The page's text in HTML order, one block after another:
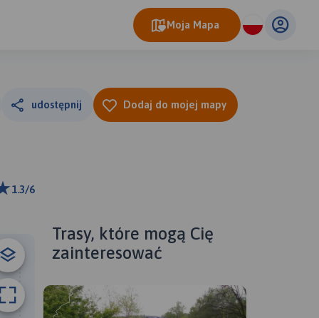
Moja Mapa
udostępnij Dodaj do mojej mapy
1.3/6
Trasy, które mogą Cię
zainteresować